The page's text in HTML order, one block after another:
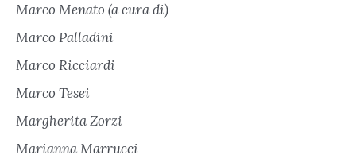
Marco Menato (a cura di)
Marco Palladini
Marco Ricciardi
Marco Tesei
Margherita Zorzi
Marianna Marrucci